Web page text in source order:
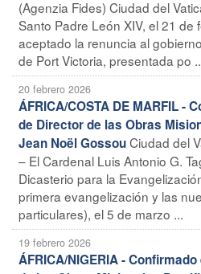
(Agenzia Fides) Ciudad del
Santo Padre León XIV, el 21 de
aceptado la renuncia al
de Port Victoria, presentada po
20 febrero 2026
ÁFRICA/COSTA DE MARFIL -
de Director de las Obras
Jean Noël GossouCiudad del
– El Cardenal Luis Antonio G.
Dicasterio para la
primera evangelización y las
particulares), el 5 de marzo ...
19 febrero 2026
ÁFRICA/NIGERIA -